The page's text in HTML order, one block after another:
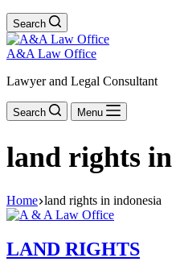
Search
A&A Law Office
Lawyer and Legal Consultant
Search Menu
land rights
Home land rights in indonesia
LAND RIGHTS